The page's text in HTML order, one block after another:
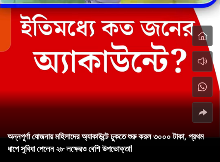
অন্নপূর্ণা যোজনায় মহিলাদের অ্যাকাউন্টে ঢুকতে শুরু করল ৩০০০ টাকা, প্রথম
ধাপে সুবিধা পেলেন ২৮ লক্ষেরও বেশি উপভোক্তা!